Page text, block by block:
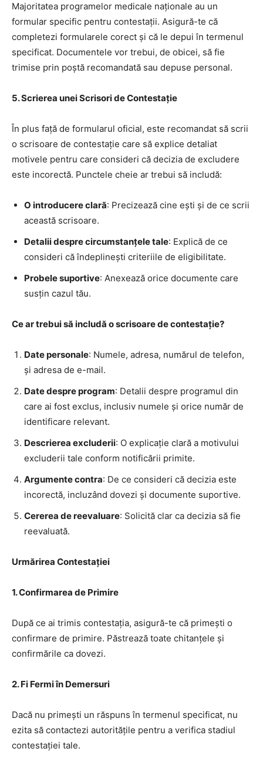
Majoritatea programelor medicale naționale au un
formular specific pentru contestații. Asigură-te că
completezi formularele corect și că le depui în termenul
specificat. Documentele vor trebui, de obicei, să fie
trimise prin poștă recomandată sau depuse personal.
5.Scrierea unei Scrisori de Contestație
În plus față de formularul oficial, este recomandat să scrii
o scrisoare de contestație care să explice detaliat
motivele pentru care consideri că decizia de excludere
este incorectă. Punctele cheie ar trebui să includă:
O introducere clară: Precizează cine ești și de ce scrii
această scrisoare.
Detalii despre circumstanțele tale: Explică de ce
consideri că îndeplinești criteriile de eligibilitate.
Probele suportive: Anexează orice documente care
susțin cazul tău.
Ce ar trebui să includă o scrisoare de contestație?
Date personale: Numele, adresa, numărul de telefon,
și adresa de e-mail.
Date despre program: Detalii despre programul din
care ai fost exclus, inclusiv numele și orice număr de
identificare relevant.
Descrierea excluderii: O explicație clară a motivului
excluderii tale conform notificării primite.
Argumente contra: De ce consideri că decizia este
incorectă, incluzând dovezi și documente suportive.
Cererea de reevaluare: Solicită clar ca decizia să fie
reevaluată.
Urmărirea Contestației
1.Confirmarea de Primire
După ce ai trimis contestația, asigură-te că primești o
confirmare de primire. Păstrează toate chitanțele și
confirmările ca dovezi.
2.Fi Fermi în Demersuri
Dacă nu primești un răspuns în termenul specificat, nu
ezita să contactezi autoritățile pentru a verifica stadiul
contestației tale.